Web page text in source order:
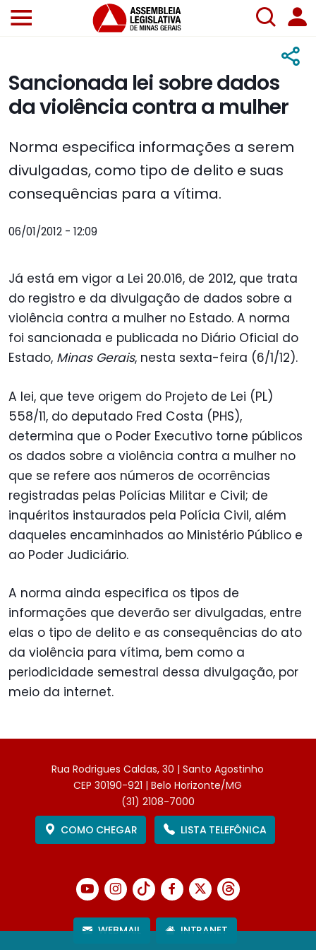
Sancionada lei sobre dados
da violência contra a mulher
Norma especifica informações a serem
divulgadas, como tipo de delito e suas
consequências para a vítima.
06/01/2012 - 12:09
Já está em vigor a Lei 20.016, de 2012, que trata
do registro e da divulgação de dados sobre a
violência contra a mulher no Estado. A norma
foi sancionada e publicada no Diário Oficial do
Estado, Minas Gerais, nesta sexta-feira (6/1/12).
A lei, que teve origem do Projeto de Lei (PL)
558/11, do deputado Fred Costa (PHS),
determina que o Poder Executivo torne públicos
os dados sobre a violência contra a mulher no
que se refere aos números de ocorrências
registradas pelas Polícias Militar e Civil; de
inquéritos instaurados pela Polícia Civil, além
daqueles encaminhados ao Ministério Público e
ao Poder Judiciário.
A norma ainda especifica os tipos de
informações que deverão ser divulgadas, entre
elas o tipo de delito e as consequências do ato
da violência para vítima, bem como a
periodicidade semestral dessa divulgação, por
meio da internet.
Rua Rodrigues Caldas, 30 | Santo Agostinho
CEP 30190-921 | Belo Horizonte/MG
(31) 2108-7000
COMO CHEGAR
LISTA TELEFÔNICA
WEBMAIL INTRANET